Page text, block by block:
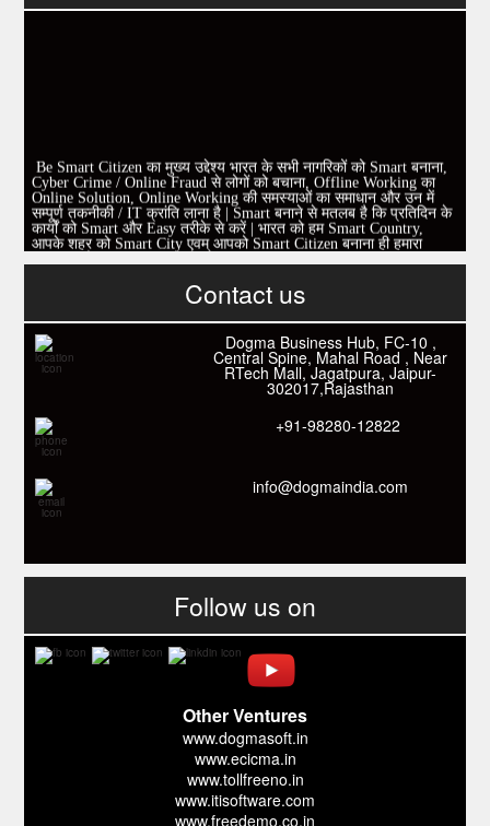
Be Smart Citizen का मुख्य उद्देश्य भारत के सभी नागरिकों को Smart बनाना,
Cyber Crime / Online Fraud से लोगों को बचाना, Offline Working का
Online Solution, Online Working की समस्याओं का समाधान और उन में
सम्पूर्ण तकनीकी / IT क्रांति लाना है | Smart बनाने से मतलब है कि प्रतिदिन के
कार्यों को Smart और Easy तरीके से करें | भारत को हम Smart Country,
आपके शहर को Smart City एवम् आपको Smart Citizen बनाना ही हमारा
Mission है|
एवम् एक निवेदन |
www.fb.com/besmartcitizen
काम आने वाले बहुत से कार्यों में समय ओर धन कि बहुत बचत होगी।
Link: -
यदि आप को इस App में कुछ भी जानकारी लेनी हो तो कम से कम एक बार
Download कारों ओर जानो Smart Work के तरीके।
Contact us
Dogma Business Hub, FC-10 ,
Central Spine, Mahal Road , Near
RTech Mall, Jagatpura, Jaipur-
302017,Rajasthan
+91-98280-12822
info@dogmaindia.com
Follow us on
Other Ventures
www.dogmasoft.in
www.ecicma.in
www.tollfreeno.in
www.itisoftware.com
www.freedemo.co.in